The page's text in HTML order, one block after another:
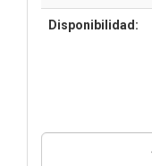
Disponibilidad: